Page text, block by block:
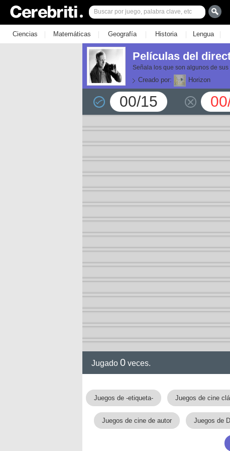
Ciencias | Matemáticas | Geografía | Historia | Lengua |
Películas del
Señala los que son algunos de sus
Creado por: Horizon
00/15
Jugado 0 veces.
Juegos de -etiqueta- Juegos de cine
Juegos de cine de autor Juegos de